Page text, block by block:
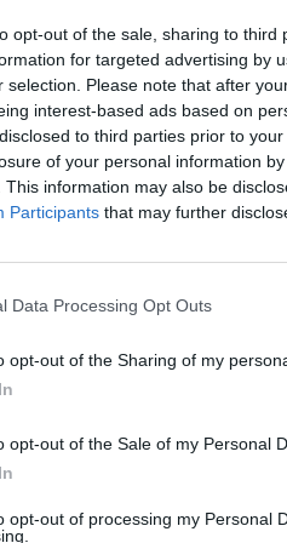
opt-out of the sale, sharing to
for targeted advertising by
selection. Please note that after
interest-based ads based on
to third parties prior to
of your personal information
This information may also be
Participants that may further
Data Processing Opt Outs
opt-out of the Sharing of my
opt-out of the Sale of my Personal
opt-out of processing my Personal
100 millones de dólares,
de la NWSL se revalorizan un
millones de dólares (46
y Boston Legacy,
de las franquicias alcanzó
euros) en 2024, con
de la cadena de
es un viejo
espropietario de los